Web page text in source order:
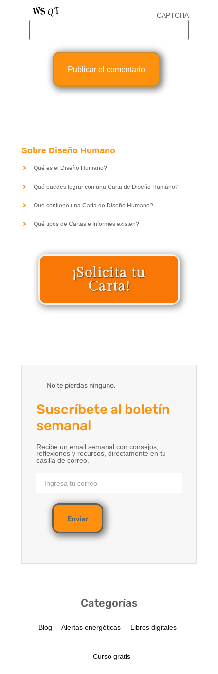
CAPTCHA
Sobre Diseño Humano
Qué es el Diseño Humano?
Qué puedes lograr con una Carta de Diseño Humano?
Qué contiene una Carta de Diseño Humano?
Qué tipos de Cartas e Informes existen?
¡Solicita tu
Carta!
No te pierdas ninguno.
Suscríbete al boletín
semanal
Recibe un email semanal con consejos,
reflexiones y recursos, directamente en tu
casilla de correo.
Enviar
Categorías
Blog Alertas energéticas Libros digitales
Curso gratis